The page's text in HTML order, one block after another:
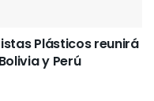
Plásticos reunirá
y Perú